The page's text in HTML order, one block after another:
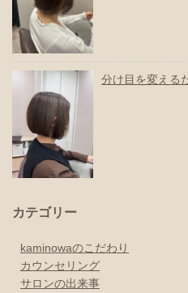
分け目を変える
カテゴリー
kaminowaのこだわり
カウンセリング
サロンの出来事